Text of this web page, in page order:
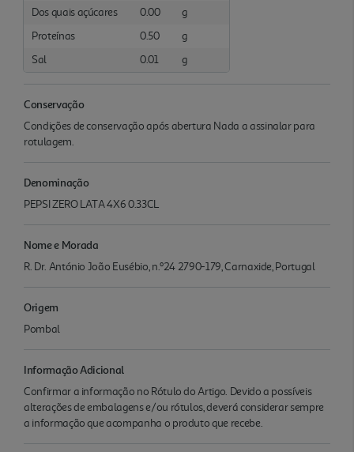
Dos quais açúcares 0.00
g
Proteínas
0.50
g
Sal
0.01 g
Conservação
Condições de conservação após abertura Nada a assinalar para
rotulagem.
Denominação
PEPSI ZERO LATA 4X6 0.33CL
Nome e Morada
R. Dr. António João Eusébio, n.º24 2790-179, Carnaxide, Portugal
Origem
Pombal
Informação Adicional
Confirmar a informação no Rótulo do Artigo. Devido a possíveis
alterações de embalagens e/ou rótulos, deverá considerar sempre
a informação que acompanha o produto que recebe.